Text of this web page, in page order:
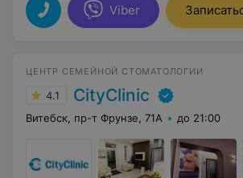
Viber
ЦЕНТР СЕМЕЙНОЙ СТОМАТОЛОГИИ
4.1 CityClinic
Витебск, пр-т Фрунзе, 71А до 21:00